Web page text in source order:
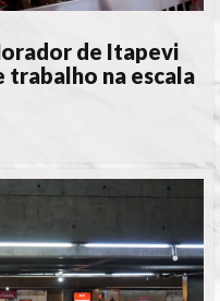
de Itapevi
trabalho na escala